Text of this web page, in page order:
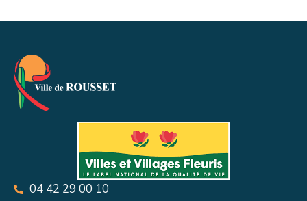
04 42 29 00 10